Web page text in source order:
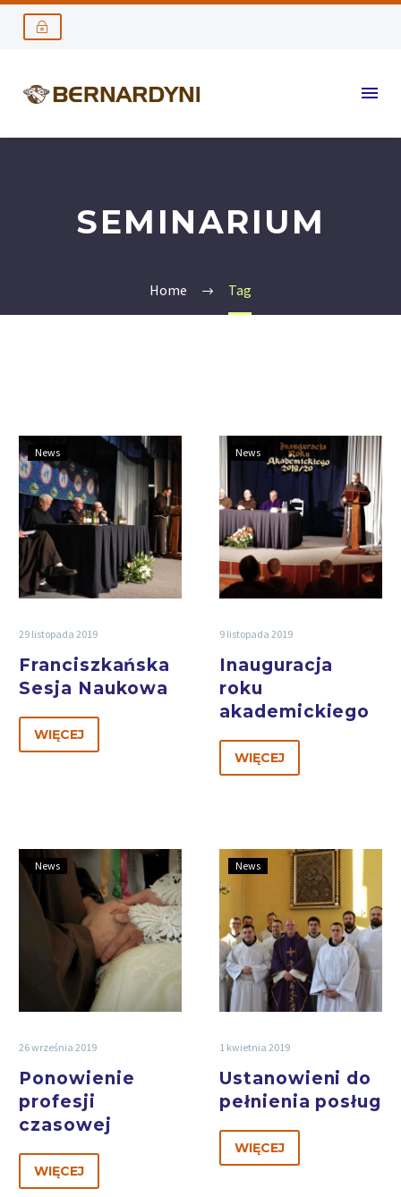
SEMINARIUM
Home Tag
News
29 listopada 2019
Franciszkańska
Sesja Naukowa
WIĘCEJ
News
9 listopada 2019
Inauguracja
roku
akademickiego
WIĘCEJ
News
26 września 2019
Ponowienie
profesji
czasowej
WIĘCEJ
News
1 kwietnia 2019
Ustanowieni do
pełnienia posług
WIĘCEJ